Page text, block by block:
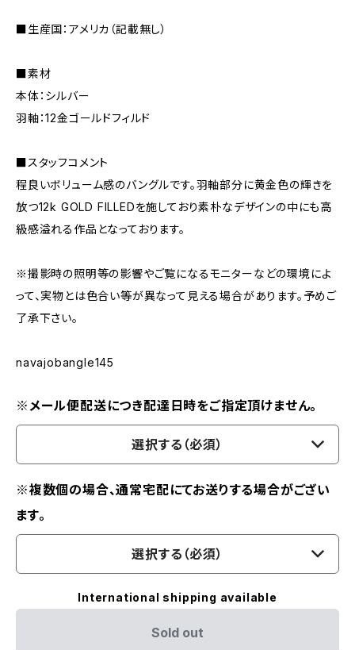
■生産国：アメリカ（記載無し）
■素材
本体：シルバー
羽軸：12金ゴールドフィルド
■スタッフコメント
程良いボリューム感のバングルです。羽軸部分に黄金色の輝きを
放つ12k GOLD FILLEDを施しており素朴なデザインの中にも高
級感溢れる作品となっております。
※撮影時の照明等の影響やご覧になるモニターなどの環境によ
って、実物とは色合い等が異なって見える場合があります。予めご
了承下さい。
navajobangle145
※メール便配送につき配達日時をご指定頂けません。
選択する（必須）
※複数個の場合、通常宅配にてお送りする場合がござい
ます。
選択する（必須）
International shipping available
Sold out